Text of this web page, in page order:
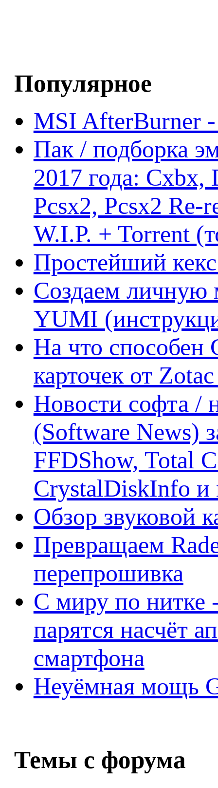
Популярное
MSI AfterBurner
Пак / подборка
2017 года:
Pcsx2, Pcsx2
W.I.P. + Torrent
Простейший кекс
Создаем личную
YUMI
На что способен
карточек от
Новости софта /
(Software News)
FFDShow, Total
CrystalDiskInfo и
Обзор звуковой
Превращаем
перепрошивка
С миру по нитке
парятся насчёт
смартфона
Неуёмная мощь
Темы с форума